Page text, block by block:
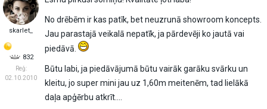
skarlet_
832
Reģ:
02.10.2010
No drēbēm ir kas patīk, bet neuzrunā showroom koncepts.
Jau parastajā veikalā nepatīk, ja pārdevēji ko jautā vai
piedāvā.
Būtu labi, ja piedāvājumā būtu vairāk garāku svārku un
kleitu, jo super mini jau uz 1,60m meitenēm, tad lielākā
daļa apģērbu atkrīt....